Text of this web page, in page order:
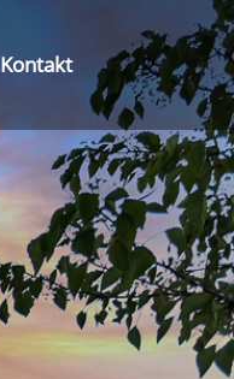
Kontakt